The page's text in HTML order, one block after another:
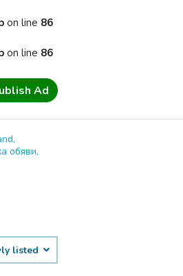
on line 86
on line 86
Ad
обяви,
listed